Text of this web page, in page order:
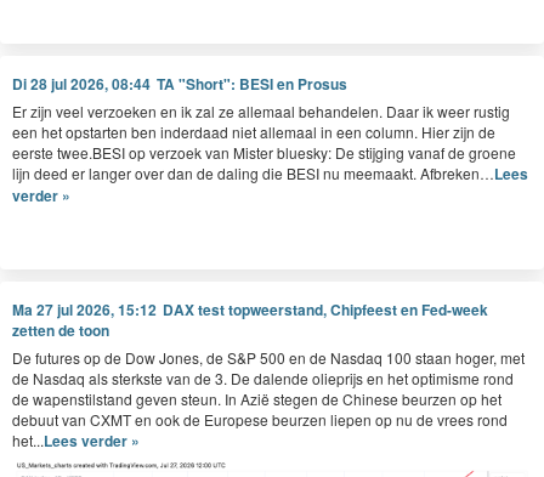
Di 28 jul 2026, 08:44 TA "Short": BESI en Prosus
Er zijn veel ver­zoeken en ik zal ze alle­maal behan­de­len. Daar ik weer rustig
een het opstarten ben inder­daad niet alle­maal in een col­umn. Hier zijn de
eerste twee.BESIop ver­zoek van Mis­ter bluesky: De sti­jging vanaf de groene
lijn deed er langer over dan de dal­ing die BESInu meemaakt. Afbreken…Lees
verder »
Ma 27 jul 2026, 15:12 DAX test topweerstand, Chipfeest en Fed-week
zetten de toon
De futures op de Dow Jones, de S&P 500 en de Nasdaq 100 staan hoger, met
de Nasdaq als sterkste van de 3. De dalende olieprijs en het optimisme rond
de wapenstilstand geven steun. In Azië stegen de Chinese beurzen op het
debuut van CXMT en ook de Europese beurzen liepen op nu de vrees rond
het...Lees verder »